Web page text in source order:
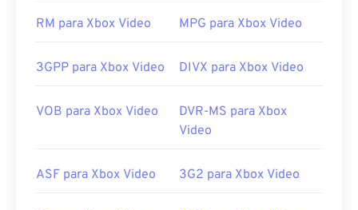
gratuitos. Lembre-se de que o RMVB é
principalmente para reproduzir arquivos
Desenvolvido por: RealNetworks
Links úteis:
RM para Xbox Video MPG para Xbox Video
3GPP para Xbox Video DIVX para Xbox Video
VOB para Xbox Video
DVR-MS para Xbox
Video
ASF para Xbox Video 3G2 para Xbox Video